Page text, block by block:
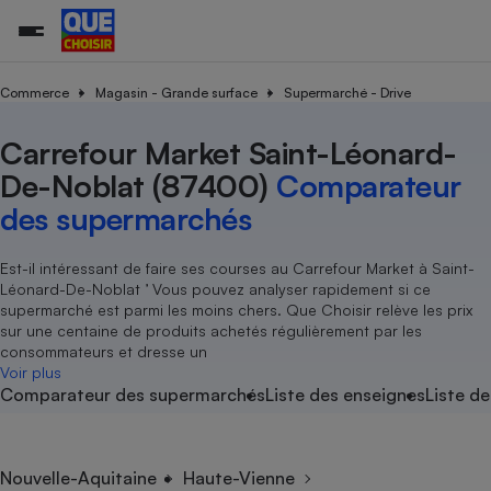
Commerce Magasin - Grande surface Supermarché - Drive
Carrefour Market Saint-Léonard-
De-Noblat (87400) Comparateur
des supermarchés
Est-il intéressant de faire ses courses au Carrefour Market à Saint-
Léonard-De-Noblat ’ Vous pouvez analyser rapidement si ce
supermarché est parmi les moins chers. Que Choisir relève les prix
sur une centaine de produits achetés régulièrement par les
consommateurs et dresse un
Voir plus
Comparateur des supermarchésListe des enseignesListe
Nouvelle-Aquitaine
Haute-Vienne
Additifs
Agriculture
Produit alimentaire
Achat - Vente - Location
Carburant
Magasin - Grande surface
Marketing - Fidélisation
Organismes de défense
Système judiciairegratuit
Air
Eau
Achat - Vente - Travaux
Location
Sport
Vacances - Tourisme
électrique
Démarche administrative
Senior
Service marchand
Train
Transport aérien
Toutes les actualités
Enquêtes
Guides d'achat
Conseils
Brèves
Tous les services
Soumettre un litige
Lettres types
Rencontrer une association locale
Tous nos combats
Nos actions
Nos grandes victoires
Les billets de la présidente
Nos associations locales
Nous rejoindre
En savoir plus sur Que Choisir Ensemble
?
L’association
Nos missions
Notre méthodologie
Notre financement
Nos partenaires
Nous rejoindre